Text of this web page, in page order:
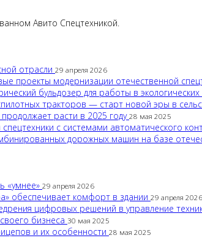
Авито Спецтехникой.
отрасли 29 апреля 2026
проекты модернизации отечественной
бульдозер для работы в
тракторов — старт новой эры в
расти в 2025 году 28 мая 2025
с системами автоматического
дорожных машин на базе
«умнее» 29 апреля 2026
обеспечивает комфорт в здании 29 апреля 2026
цифровых решений в управление
бизнеса 30 мая 2025
и их особенности 28 мая 2025